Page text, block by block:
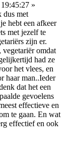
»
dus met
hebt een afkeer
met jezelf te
zijn er.
vegetariër omdat
had ze
het vlees, en
haar man..Ieder
dat het een
gevoelens
effectieve en
te gaan. En wat
effectief en ook